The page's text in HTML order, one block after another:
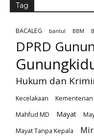
Tag
BACALEG bantul BBM
DPRD
Hukum dan
Kecelakaan
Kementerian
Mahfud MD
Mayat
Mayat Tanpa Kepala